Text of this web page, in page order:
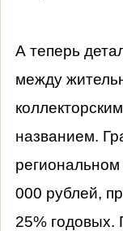
А теперь
между
названием.
000 рублей,
25% годовых.